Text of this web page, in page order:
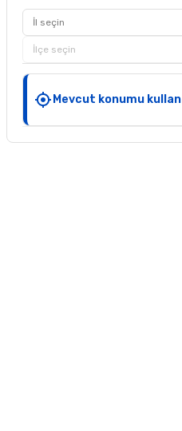
İl seçin
İlçe seçin
Mevcut konumu kullan